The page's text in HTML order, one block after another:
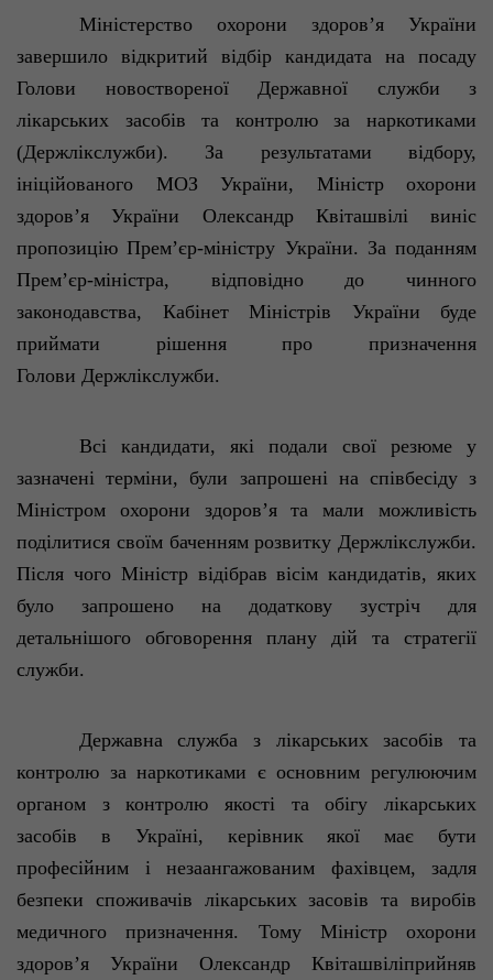
Міністерство охорони здоров’я
України
завершило відкритий відбір кандидата на посаду
Голови
новоствореної Державної служби з
лікарських
засобів та контролю за наркотиками
(Держлікслужби). За результатами відбору,
ініційованого МОЗ України, Міністр
охорони
здоров’я
України Олександр Квіташвілі
виніс
пропозицію Прем’єр-міністру України. За поданням
Прем’єр-міністра, відповіднодо чинного
законодавства, Кабінет Міністрів України буде
приймати
рішенняпропризначення
Голови Держлікслужби.
Всі кандидати, якіподали своїрезюме у
зазначені терміни, були запрошеніна співбесідуз
Міністром
охорони здоров’ятамали
можливість
поділитися своїм баченням розвитку Держлікслужби.
Після чого Міністр відібрав вісім кандидатів,яких
було запрошено на додаткову зустріч для
детальнішого
обговорення плану дій та стратегії
служби.
Державнаслужба з лікарських засобів та
контролю за наркотиками єосновним регулюючим
органом з контролю якості таобігу
лікарських
засобів
в Україні, керівник якої має бути
професійним і незаангажованим фахівцем, задля
безпеки споживачів лікарських засовів тавиробів
медичного
призначення. Тому Міністр
охорони
здоров’я
України Олександр
Квіташвіліприйняв